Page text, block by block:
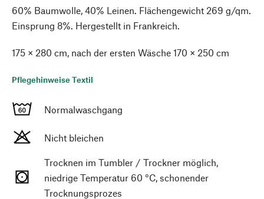
60% Baumwolle, 40% Leinen. Flächengewicht 269 g/qm.
Einsprung 8%. Hergestellt in Frankreich.
175 × 280 cm, nach der ersten Wäsche 170 × 250 cm
Pflegehinweise Textil
Normalwaschgang
Nicht bleichen
Trocknen im Tumbler / Trockner möglich,
niedrige Temperatur 60 °C, schonender
Trocknungsprozes